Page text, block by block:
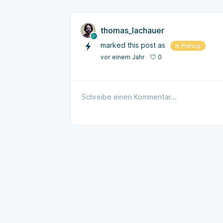
thomas_lachauer
marked this post as In Prüfung
vor einem Jahr 0